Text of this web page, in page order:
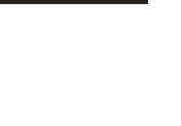
32